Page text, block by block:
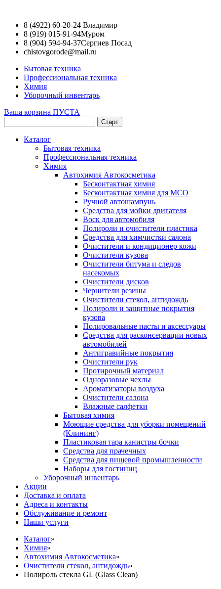
8 (4922) 60-20-24 Владимир
8 (919) 015-91-94Муром
8 (904) 594-94-37Сергиев Посад
chistovgorode@mail.ru
Бытовая техника
Профессиональная техника
Химия
Уборочный инвентарь
Ваша корзина ПУСТА
Каталог
Бытовая техника
Профессиональная техника
Химия
Автохимия Автокосметика
Бесконтактная химия
Бесконтактная химия для МСО
Ручной автошампунь
Средства для мойки двигателя
Воск для автомобиля
Полироли и очистители пластика
Средства для химчистки салона
Очистители и кондиционер кожи
Очистители кузова
Очистители битума и следов
насекомых
Очистители дисков
Чернители резины
Очистители стекол, антидождь
Полироли и защитные покрытия
кузова
Полировальные пасты и аксессуары
Средства для расконсервации новых
автомобилей
Антигравийные покрытия
Очистители рук
Протирочный материал
Одноразовые чехлы
Ароматизаторы воздуха
Очистители салона
Влажные салфетки
Бытовая химия
Моющие средства для уборки помещений
(Клининг)
Пластиковая тара канистры бочки
Средства для прачечных
Средства для пищевой промышленности
Наборы для гостиниц
Уборочный инвентарь
Акции
Доставка и оплата
Адреса и контакты
Обслуживание и ремонт
Наши услуги
Каталог»
Химия»
Автохимия Автокосметика»
Очистители стекол, антидождь»
Полироль стекла GL (Glass Clean)